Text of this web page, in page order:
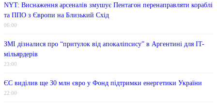
NYT: Виснаження арсеналів змушує Пентагон перенаправляти кораблі
та ППО з Європи на Близький Схід
06:00
ЗМІ дізналися про “притулок від апокаліпсису” в Аргентині для IT-
мільярдерів
23:00
ЄС виділив ще 30 млн євро у Фонд підтримки енергетики України
22:00